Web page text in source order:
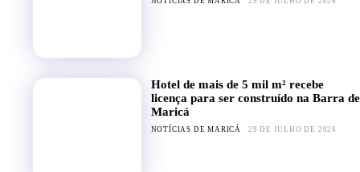
Hotel de mais de 5 mil m² recebe
licença para ser construído na Barra de
Maricá
NOTÍCIAS DE MARICÁ 29 DE JULHO DE 2026